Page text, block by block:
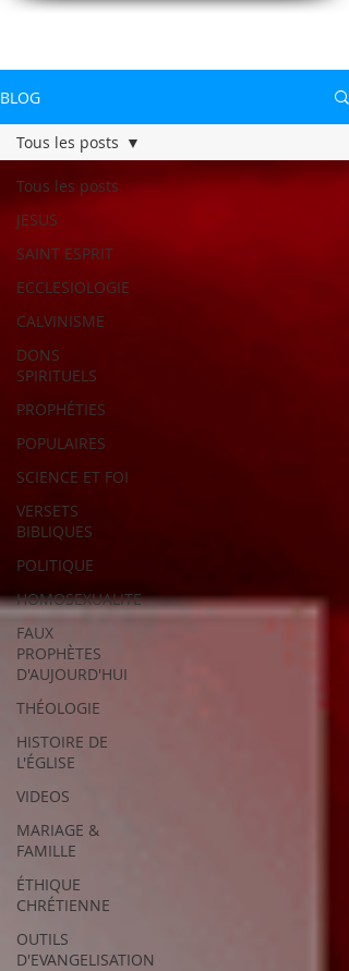
BLOG
Tous les posts
JESUS
SAINT ESPRIT
ECCLESIOLOGIE
CALVINISME
DONS
SPIRITUELS
PROPHÉTIES
POPULAIRES
SCIENCE ET FOI
VERSETS
BIBLIQUES
POLITIQUE
HOMOSEXUALITE
FAUX
PROPHÈTES
D'AUJOURD'HUI
THÉOLOGIE
HISTOIRE DE
L'ÉGLISE
VIDEOS
MARIAGE &
FAMILLE
ÉTHIQUE
CHRÉTIENNE
OUTILS
D'EVANGELISATION
Tous les posts